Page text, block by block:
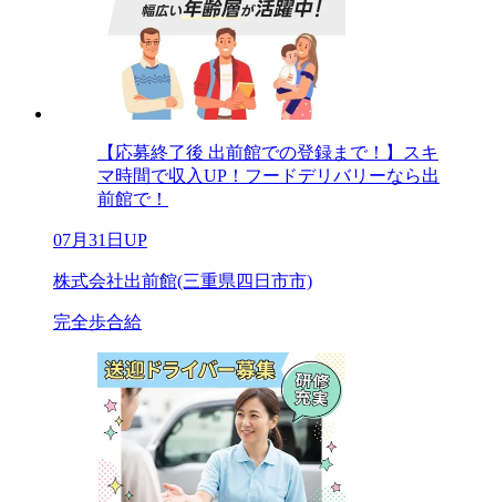
【応募終了後 出前館での登録まで！】スキ
マ時間で収入UP！フードデリバリーなら出
前館で！
07月31日UP
株式会社出前館(三重県四日市市)
完全歩合給